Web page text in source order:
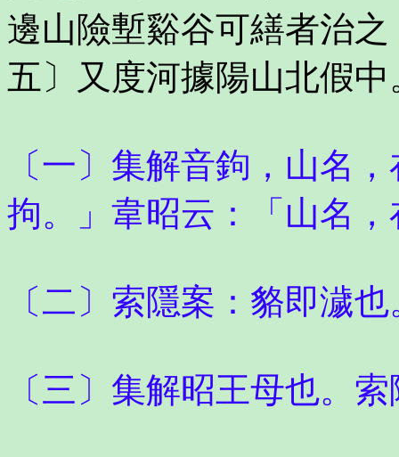
邊山險塹谿谷可繕者治
五〕又度河據陽山北假
〔一〕集解音鉤，山名
拘。」韋昭云：「山名
〔二〕索隱案：貉即濊
〔三〕集解昭王母也。